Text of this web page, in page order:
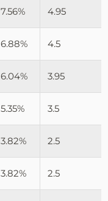
7.56% 4.95
6.88% 4.5
6.04% 3.95
5.35% 3.5
3.82% 2.5
3.82% 2.5